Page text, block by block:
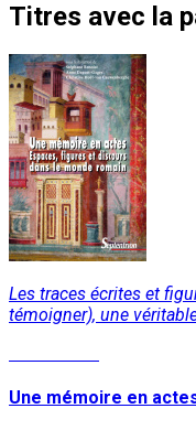
Titres avec la
Les traces écrites et
témoigner), une
Une mémoire en